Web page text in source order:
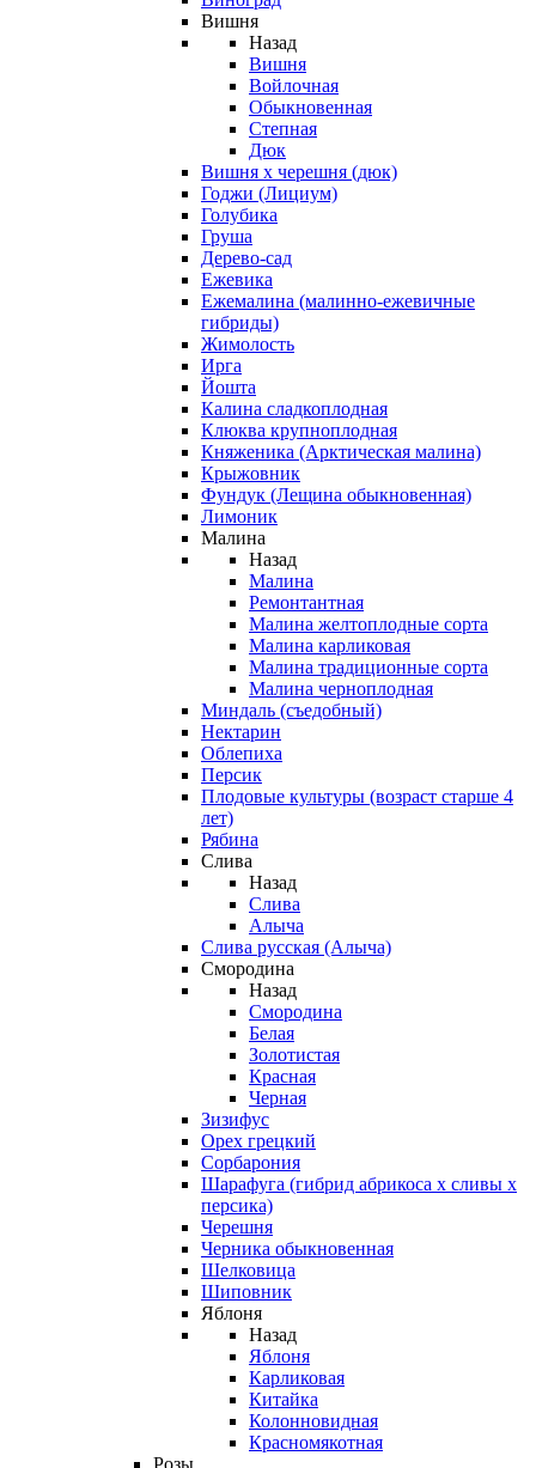
Вишня
Назад
Вишня
Войлочная
Обыкновенная
Степная
Дюк
Вишня х черешня (дюк)
Годжи (Лициум)
Голубика
Груша
Дерево-сад
Ежевика
Ежемалина (малинно-ежевичные
гибриды)
Жимолость
Ирга
Йошта
Калина сладкоплодная
Клюква крупноплодная
Княженика (Арктическая малина)
Крыжовник
Фундук (Лещина обыкновенная)
Лимоник
Малина
Назад
Малина
Ремонтантная
Малина желтоплодные сорта
Малина карликовая
Малина традиционные сорта
Малина черноплодная
Миндаль (съедобный)
Нектарин
Облепиха
Персик
Плодовые культуры (возраст старше 4
лет)
Рябина
Слива
Назад
Слива
Алыча
Слива русская (Алыча)
Смородина
Назад
Смородина
Белая
Золотистая
Красная
Черная
Зизифус
Орех грецкий
Сорбарония
Шарафуга (гибрид абрикоса х сливы х
персика)
Черешня
Черника обыкновенная
Шелковица
Шиповник
Яблоня
Назад
Яблоня
Карликовая
Китайка
Колонновидная
Красномякотная
Розы